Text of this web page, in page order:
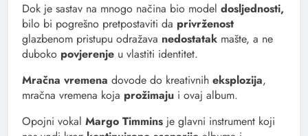
Dok je sastav na mnogo načina bio model dosljednosti,
bilo bi pogrešno pretpostaviti da privrženost
glazbenom pristupu odražava nedostatak mašte, a ne
duboko povjerenje u vlastiti identitet.
Mračna vremena dovode do kreativnih eksplozija,
mračna vremena koja prožimaju i ovaj album.
Opojni vokal Margo Timmins je glavni instrument koji